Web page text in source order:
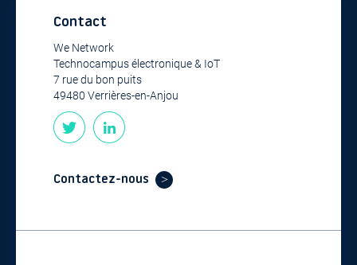
Contact
We Network
Technocampus électronique & IoT
7 rue du bon puits
49480 Verrières-en-Anjou
Contactez-nous